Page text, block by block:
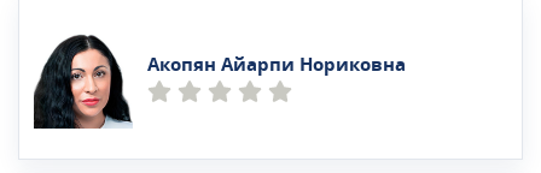
Акопян Айарпи Нориковна